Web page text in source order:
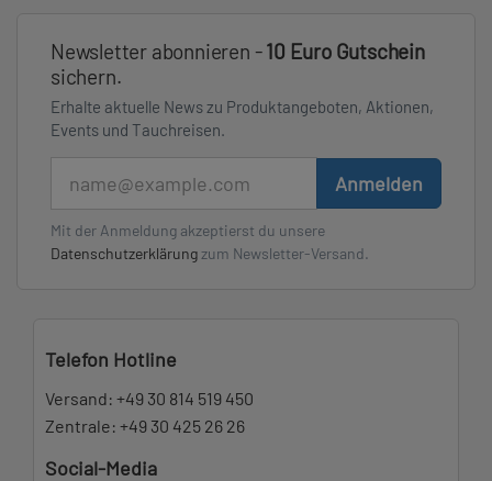
Newsletter abonnieren -10 Euro Gutschein
sichern.
Erhalte aktuelle News zu Produktangeboten, Aktionen,
Events und Tauchreisen.
Anmelden
Mit der Anmeldung akzeptierst du unsere
Datenschutzerklärung zum Newsletter-Versand.
Telefon Hotline
Versand: +49 30 814 519 450
Zentrale: +49 30 425 26 26
Social-Media